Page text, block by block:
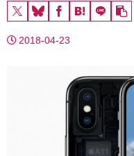
2018-04-23